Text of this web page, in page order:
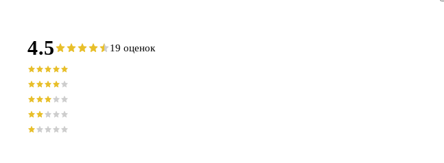
4.5 19 оценок